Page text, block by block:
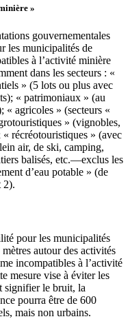
»
gouvernementales
les municipalités de
à l’activité minière
dans les secteurs : «
» (5 lots ou plus avec
« patrimoniaux » (au
« agricoles » (secteurs «
» (vignobles,
récréotouristiques » (avec
air, de ski, camping,
balisés, etc.—exclus les
d’eau potable » (de
2).
pour les municipalités
autour des activités
incompatibles à l’activité
mesure vise à éviter les
signifier le bruit, la
pourra être de 600
mais non urbains.